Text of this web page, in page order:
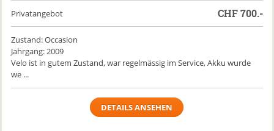
Privatangebot CHF700.-
Zustand: Occasion
Jahrgang: 2009
Velo ist in gutem Zustand, war regelmässig im Service, Akku wurde
we ...
DETAILS ANSEHEN